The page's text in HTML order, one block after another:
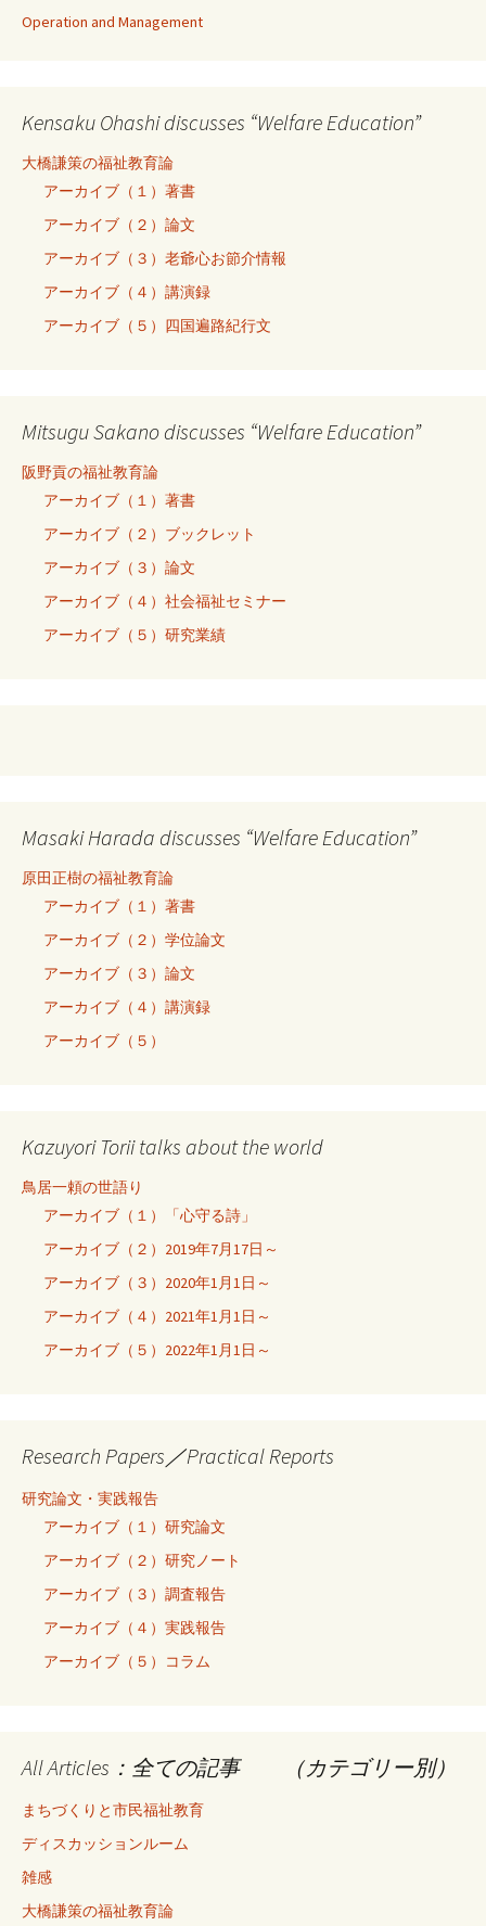
Operation and Management
Kensaku Ohashi discusses “Welfare Education”
大橋謙策の福祉教育論
アーカイブ（１）著書
アーカイブ（２）論文
アーカイブ（３）老爺心お節介情報
アーカイブ（４）講演録
アーカイブ（５）四国遍路紀行文
Mitsugu Sakano discusses “Welfare Education”
阪野貢の福祉教育論
アーカイブ（１）著書
アーカイブ（２）ブックレット
アーカイブ（３）論文
アーカイブ（４）社会福祉セミナー
アーカイブ（５）研究業績
Masaki Harada discusses “Welfare Education”
原田正樹の福祉教育論
アーカイブ（１）著書
アーカイブ（２）学位論文
アーカイブ（３）論文
アーカイブ（４）講演録
アーカイブ（５）
Kazuyori Torii talks about the world
鳥居一頼の世語り
アーカイブ（１）「心守る詩」
アーカイブ（２）2019年7月17日～
アーカイブ（３）2020年1月1日～
アーカイブ（４）2021年1月1日～
アーカイブ（５）2022年1月1日～
Research Papers／Practical Reports
研究論文・実践報告
アーカイブ（１）研究論文
アーカイブ（２）研究ノート
アーカイブ（３）調査報告
アーカイブ（４）実践報告
アーカイブ（５）コラム
All Articles：全ての記事 （カテゴリー別）
まちづくりと市民福祉教育
ディスカッションルーム
雑感
大橋謙策の福祉教育論